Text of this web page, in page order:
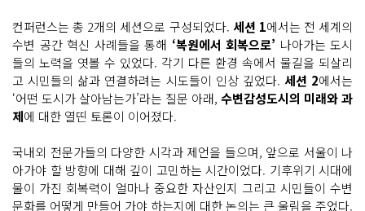
컨퍼런스는 총 2개의 세션으로 구성되었다. 세션 1에서는 전 세계의
수변 공간 혁신 사례들을 통해 ‘복원에서 회복으로’ 나아가는 도시
들의 노력을 엿볼 수 있었다. 각기 다른 환경 속에서 물길을 되살리
고 시민들의 삶과 연결하려는 시도들이 인상 깊었다. 세션 2에서는
‘어떤 도시가 살아남는가’라는 질문 아래, 수변감성도시의 미래와 과
제에 대한 열띤 토론이 이어졌다.
국내외 전문가들의 다양한 시각과 제언을 들으며, 앞으로 서울이 나
아가야 할 방향에 대해 깊이 고민하는 시간이었다. 기후위기 시대에
물이 가진 회복력이 얼마나 중요한 자산인지 그리고 시민들이 수변
문화를 어떻게 만들어 가야 하는지에 대한 논의는 큰 울림을 주었다.